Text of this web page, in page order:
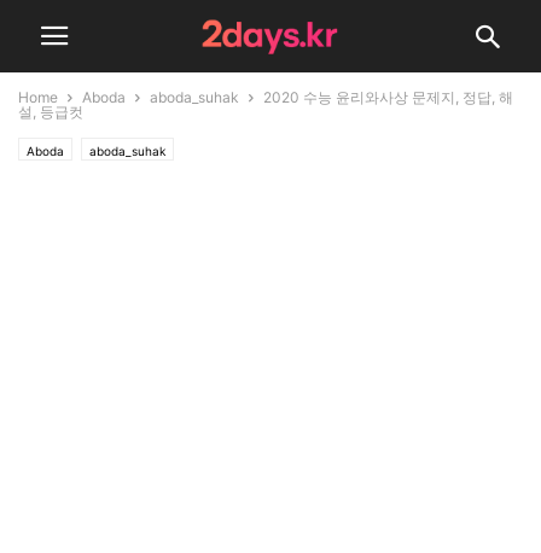
Home Aboda aboda_suhak
2020 수능 윤리와사상 문제지, 정답, 해
설, 등급컷
Aboda aboda_suhak